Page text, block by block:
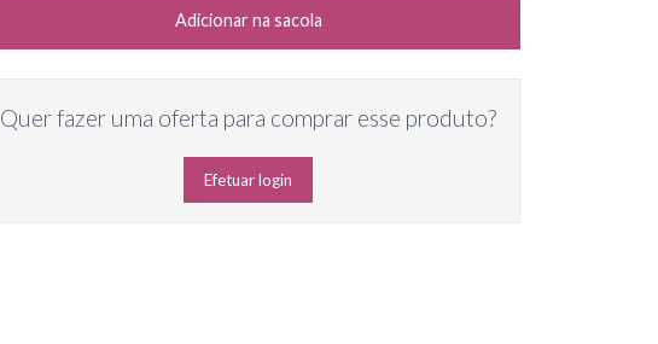
Adicionar na sacola
Quer fazer uma oferta para comprar esse produto?
Efetuar login